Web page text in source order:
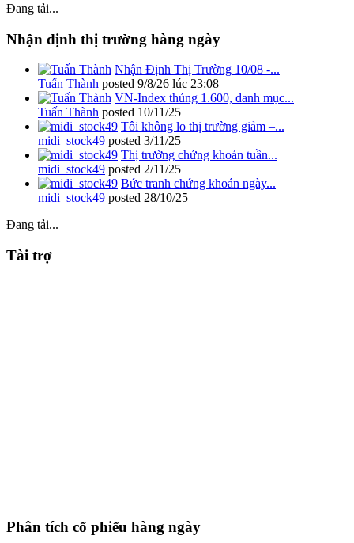
Đang tải...
Nhận định thị trường hàng ngày
Nhận Định Thị Trường 10/08 -...
Tuấn Thành posted 9/8/26 lúc 23:08
VN-Index thủng 1.600, danh mục...
Tuấn Thành posted 10/11/25
Tôi không lo thị trường giảm –...
midi_stock49 posted 3/11/25
Thị trường chứng khoán tuần...
midi_stock49 posted 2/11/25
Bức tranh chứng khoán ngày...
midi_stock49 posted 28/10/25
Đang tải...
Tài trợ
Phân tích cổ phiếu hàng ngày